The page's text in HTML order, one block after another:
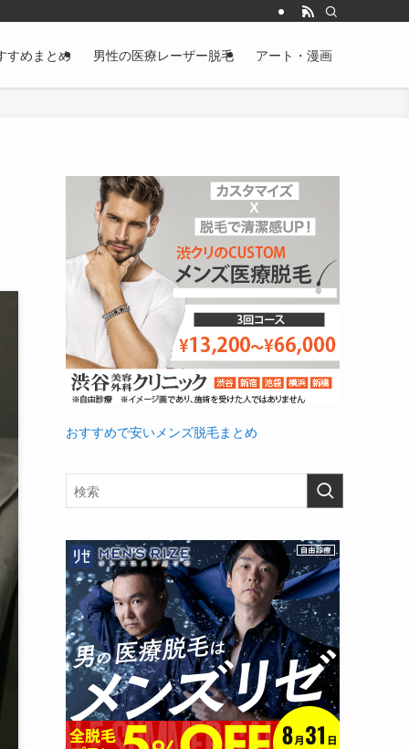
すめまとめ 男性の医療レーザー脱毛 アート・漫画
おすすめで安いメンズ脱毛まとめ